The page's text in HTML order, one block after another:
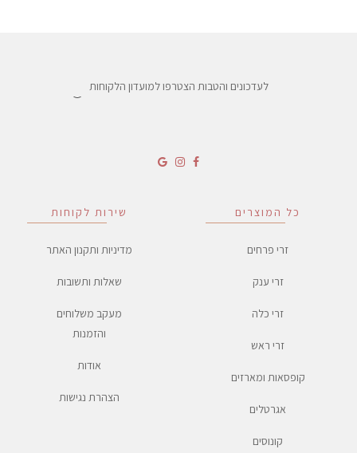
כל המוצרים
זרי פרחים
זרי ענק
זרי כלה
זרי ראש
קופסאות ומארזים
אגרטלים
קונוסים
שירות לקוחות
מדיניות ותקנון האתר
שאלות ותשובות
מעקב משלוחים
והזמנות
אודות
הצהרת נגישות
לעדכונים והטבות הצטרפו למועדון הלקוחות